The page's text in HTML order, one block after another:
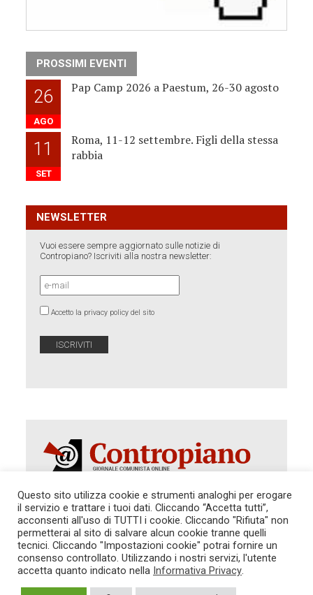
PROSSIMI EVENTI
26
AGO
Pap Camp 2026 a Paestum, 26-30 agosto
11
SET
Roma, 11-12 settembre. Figli della stessa
rabbia
NEWSLETTER
Vuoi essere sempre aggiornato sulle notizie di
Contropiano? Iscriviti alla nostra newsletter:
Accetto la privacy policy del sito
Autorizzazione del Tribunale di Roma 286 del 31
dicembre 2014. Direttore Responsabile: Sergio
Cararo. Indirizzo: V.Casalbruciato 27- sc. B - 00159
Roma -
Tel. 06.640.122.19 -redazione@contropiano.org
Questo sito utilizza cookie e strumenti analoghi per erogare
il servizio e trattare i tuoi dati. Cliccando “Accetta tutti”,
acconsenti all'uso di TUTTI i cookie. Cliccando "Rifiuta" non
permetterai al sito di salvare alcun cookie tranne quelli
tecnici. Cliccando "Impostazioni cookie" potrai fornire un
consenso controllato. Utilizzando i nostri servizi, l'utente
accetta quanto indicato nella Informativa Privacy.